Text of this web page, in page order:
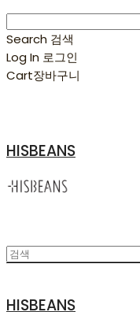
Search 검색
Log In 로그인
Cart장바구니
HISBEANS
HISBEANS